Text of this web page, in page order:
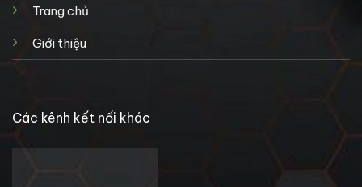
Trang chủ
Giới thiệu
Các kênh kết nối khác